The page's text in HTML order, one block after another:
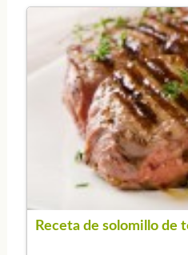
Receta de solomillo de